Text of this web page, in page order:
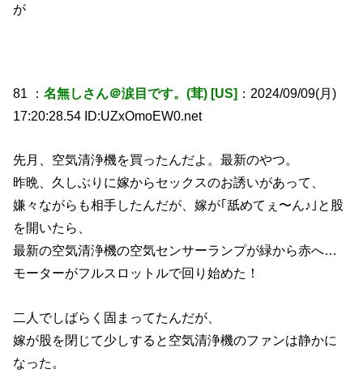
が
81 ：名無しさん＠涙目です。(茸) [US] ：2024/09/09(月)
17:20:28.54 ID:UZxOmoEW0.net
先月、空気清浄機を買ったんだよ。最新のやつ。
昨晩、久しぶりに嫁からセックスのお誘いがあって、
嫌々ながらも相手したんだが、嫁が｢舐めてぇ〜ん♪｣と股
を開いたら、
最新の空気清浄機の空気センサーランプが緑から赤へ…
モーターがフルスロットルで回り始めた！
二人でしばらく固まってたんだが、
嫁が股を閉じて少しすると空気清浄機のファンは静かに
なった。